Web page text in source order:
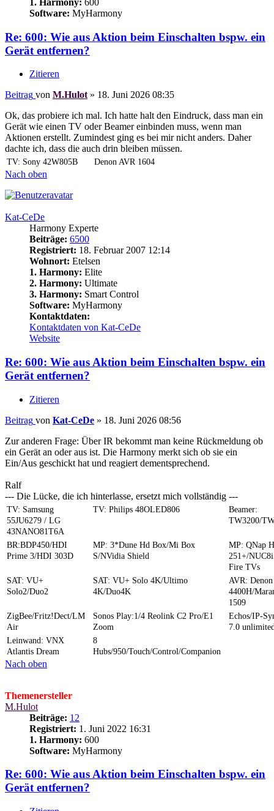
Software: MyHarmony
Re: 600: Wie aus Aktion beim Einschalten bspw. ein
Gerät entfernen?
Zitieren
Beitrag von M.Hulot » 18. Juni 2026 08:35
Ok, das probiere ich mal. Ich hatte halt den Eindruck, dass man ein
Gerät wie einen TV oder Beamer einbinden muss, wenn man
Aktionen erstellt. Zumindest ging es bei mir nicht anders. Daher
dachte ich, dass die auch drin bleiben müssen.
TV: Sony 42W805B Denon AVR 1604
Nach oben
Kat-CeDe
Harmony Experte
Beiträge: 6500
Registriert: 18. Februar 2007 12:14
Wohnort: Etelsen
1. Harmony: Elite
2. Harmony: Ultimate
3. Harmony: Smart Control
Software: MyHarmony
Kontaktdaten:
Kontaktdaten von Kat-CeDe
Website
Re: 600: Wie aus Aktion beim Einschalten bspw. ein
Gerät entfernen?
Zitieren
Beitrag von Kat-CeDe » 18. Juni 2026 08:56
Zur anderen Frage: Über IR bekommt man keine Rückmeldung ob
ein Gerät an oder aus ist. Die Harmony merkt sich ob sie ein
Ein/Aus geschickt hat und reagiert dementsprechend.
Ralf
--- Die Lücke, die ich hinterlasse, ersetzt mich vollständig ---
TV: Samsung
55JU6279 / LG
43NANO81T6A
TV: Philips 48OLED806
Beamer:
TW3200/
BR:BDP450/HDI
Prime 3/HDI 303D
MP: 3*Dune Hd Box/Mi Box
S/NVidia Shield
MP: QNap
251+/
Fire TVs
SAT: VU+
Solo2/Duo2
SAT: VU+ Solo 4K/Ultimo
4K/Duo4K
AVR: Denon
4400H/
1509
ZigBee/Fritz!Dect/LM
Air
Sonos Play:1/4 Reolink C2 Pro/E1
Zoom
Echos/IP-
7.0
Leinwand: VNX
Atlantis Dream
8
Hubs/950/Touch/Control/Companion
Nach oben
Themenersteller
M.Hulot
Beiträge: 12
Registriert: 1. Juni 2022 16:31
1. Harmony: 600
Software: MyHarmony
Re: 600: Wie aus Aktion beim Einschalten bspw. ein
Gerät entfernen?